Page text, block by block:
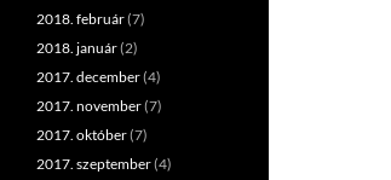
2018. február(7)
2018. január(2)
2017. december(4)
2017. november(7)
2017. október(7)
2017. szeptember(4)